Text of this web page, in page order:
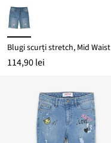
Blugi scurți stretch, Mid Waist
114,90 lei